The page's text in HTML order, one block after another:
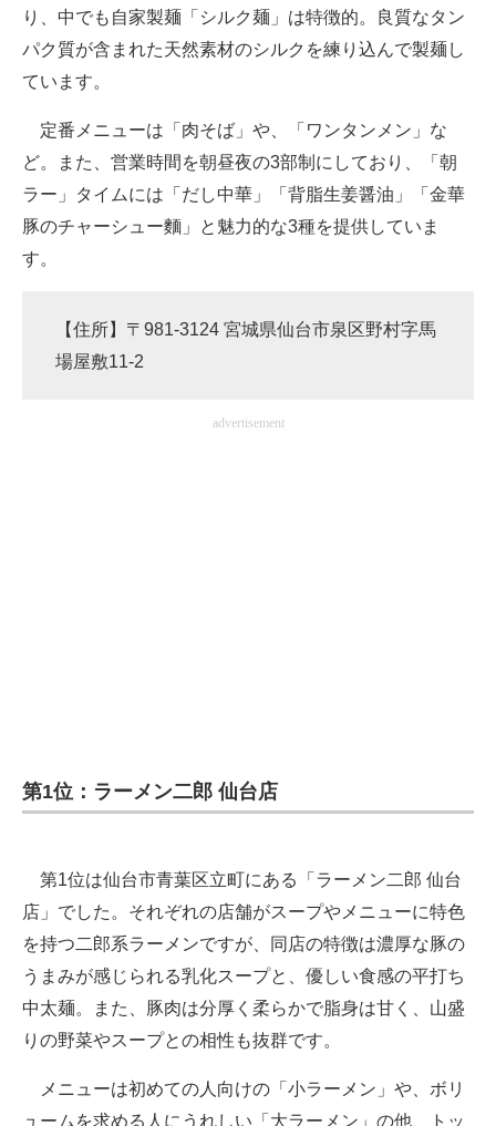
り、中でも自家製麺「シルク麺」は特徴的。良質なタン
パク質が含まれた天然素材のシルクを練り込んで製麺し
ています。
定番メニューは「肉そば」や、「ワンタンメン」な
ど。また、営業時間を朝昼夜の3部制にしており、「朝
ラー」タイムには「だし中華」「背脂生姜醤油」「金華
豚のチャーシュー麵」と魅力的な3種を提供していま
す。
【住所】〒981-3124 宮城県仙台市泉区野村字馬
場屋敷11-2
advertisement
第1位：ラーメン二郎 仙台店
第1位は仙台市青葉区立町にある「ラーメン二郎 仙台
店」でした。それぞれの店舗がスープやメニューに特色
を持つ二郎系ラーメンですが、同店の特徴は濃厚な豚の
うまみが感じられる乳化スープと、優しい食感の平打ち
中太麺。また、豚肉は分厚く柔らかで脂身は甘く、山盛
りの野菜やスープとの相性も抜群です。
メニューは初めての人向けの「小ラーメン」や、ボリ
ュームを求める人にうれしい「大ラーメン」の他、トッ